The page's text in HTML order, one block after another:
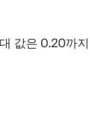
값은 0.20까지